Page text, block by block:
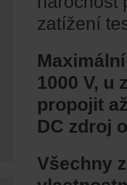
zatížení
1000 V, u
propojit
DC zdroj
Všechny